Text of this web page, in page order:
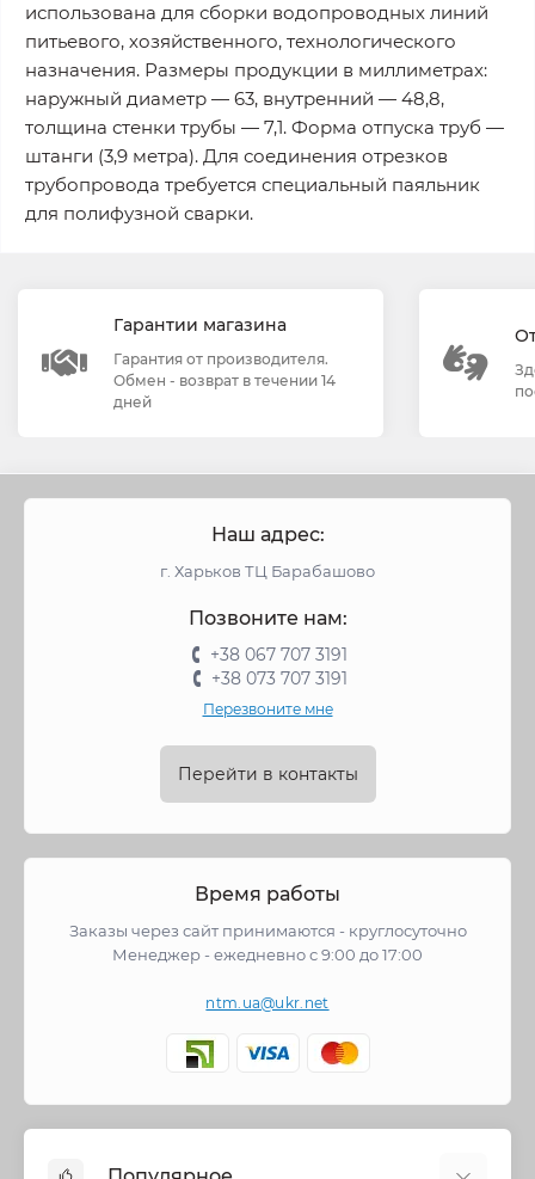
использована для сборки водопроводных линий
питьевого, хозяйственного, технологического
назначения. Размеры продукции в миллиметрах:
наружный диаметр — 63, внутренний — 48,8,
толщина стенки трубы — 7,1. Форма отпуска труб —
штанги (3,9 метра). Для соединения отрезков
трубопровода требуется специальный паяльник
для полифузной сварки.
Гарантии магазина
Гарантия от производителя.
Обмен - возврат в течении 14
дней
Наш адрес:
г. Харьков ТЦ Барабашово
Позвоните нам:
+38 067 707 3191
+38 073 707 3191
Перезвоните мне
Перейти в контакты
Время работы
Заказы через сайт принимаются - круглосуточно
Менеджер - ежедневно с 9:00 до 17:00
ntm.ua@ukr.net